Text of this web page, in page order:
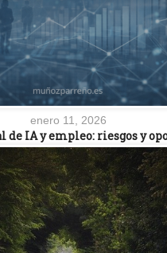
enero 11, 2026
de IA y empleo: riesgos y